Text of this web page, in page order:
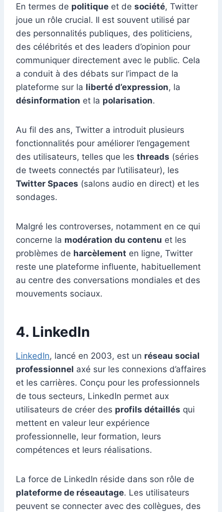
En termes de politique et de société, Twitter
joue un rôle crucial. Il est souvent utilisé par
des personnalités publiques, des politiciens,
des célébrités et des leaders d’opinion pour
communiquer directement avec le public. Cela
a conduit à des débats sur l’impact de la
plateforme sur la liberté d’expression, la
désinformation et la polarisation.
Au fil des ans, Twitter a introduit plusieurs
fonctionnalités pour améliorer l’engagement
des utilisateurs, telles que les threads (séries
de tweets connectés par l’utilisateur), les
Twitter Spaces (salons audio en direct) et les
sondages.
Malgré les controverses, notamment en ce qui
concerne la modération du contenu et les
problèmes de harcèlement en ligne, Twitter
reste une plateforme influente, habituellement
au centre des conversations mondiales et des
mouvements sociaux.
4. LinkedIn
LinkedIn, lancé en 2003, est un réseau social
professionnel axé sur les connexions d’affaires
et les carrières. Conçu pour les professionnels
de tous secteurs, LinkedIn permet aux
utilisateurs de créer des profils détaillés qui
mettent en valeur leur expérience
professionnelle, leur formation, leurs
compétences et leurs réalisations.
La force de LinkedIn réside dans son rôle de
plateforme de réseautage. Les utilisateurs
peuvent se connecter avec des collègues, des